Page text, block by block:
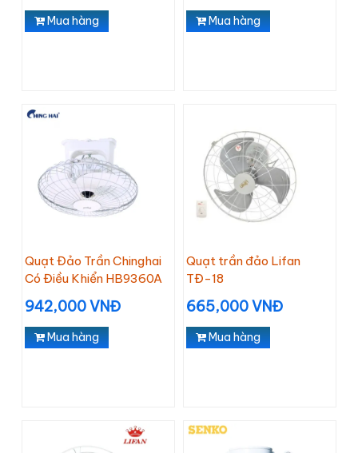
Mua hàng Mua hàng
Quạt Đảo Trần Chinghai
Có Điều Khiển HB9360A
942,000 VNĐ
Mua hàng
Quạt trần đảo Lifan
TĐ-18
665,000 VNĐ
Mua hàng